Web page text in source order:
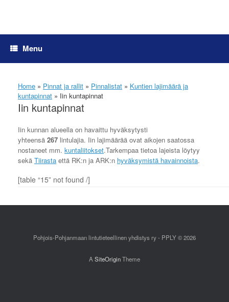
Menu
Home » Pinnat ja rallit » Pinnalistat » Kuntien lajimäärä ja
kuntapinnat » Iin kuntapinnat
Iin kuntapinnat
Iin kunnan alueella on havaittu hyväksytysti
yhteensä 267 lintulajia. Iin lajimäärää ovat aikojen saatossa
nostaneet mm. kuntaliitokset.Tarkempaa tietoa lajeista löytyy
sekä Tiirasta että RK:n ja ARK:n hyväksymistä havainnoista.
[table “15” not found /]
Pohjois-Pohjanmaan lintutieteellinen yhdistys ry - PPLY © 2026
A SiteOriginTheme